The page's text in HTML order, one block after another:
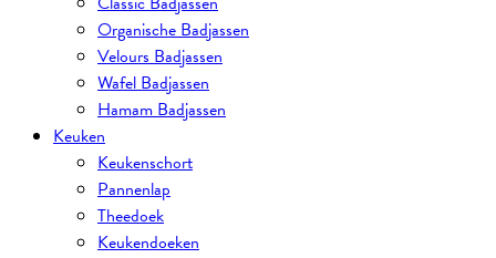
Organische Badjassen
Velours Badjassen
Wafel Badjassen
Hamam Badjassen
Keuken
Keukenschort
Pannenlap
Theedoek
Keukendoeken